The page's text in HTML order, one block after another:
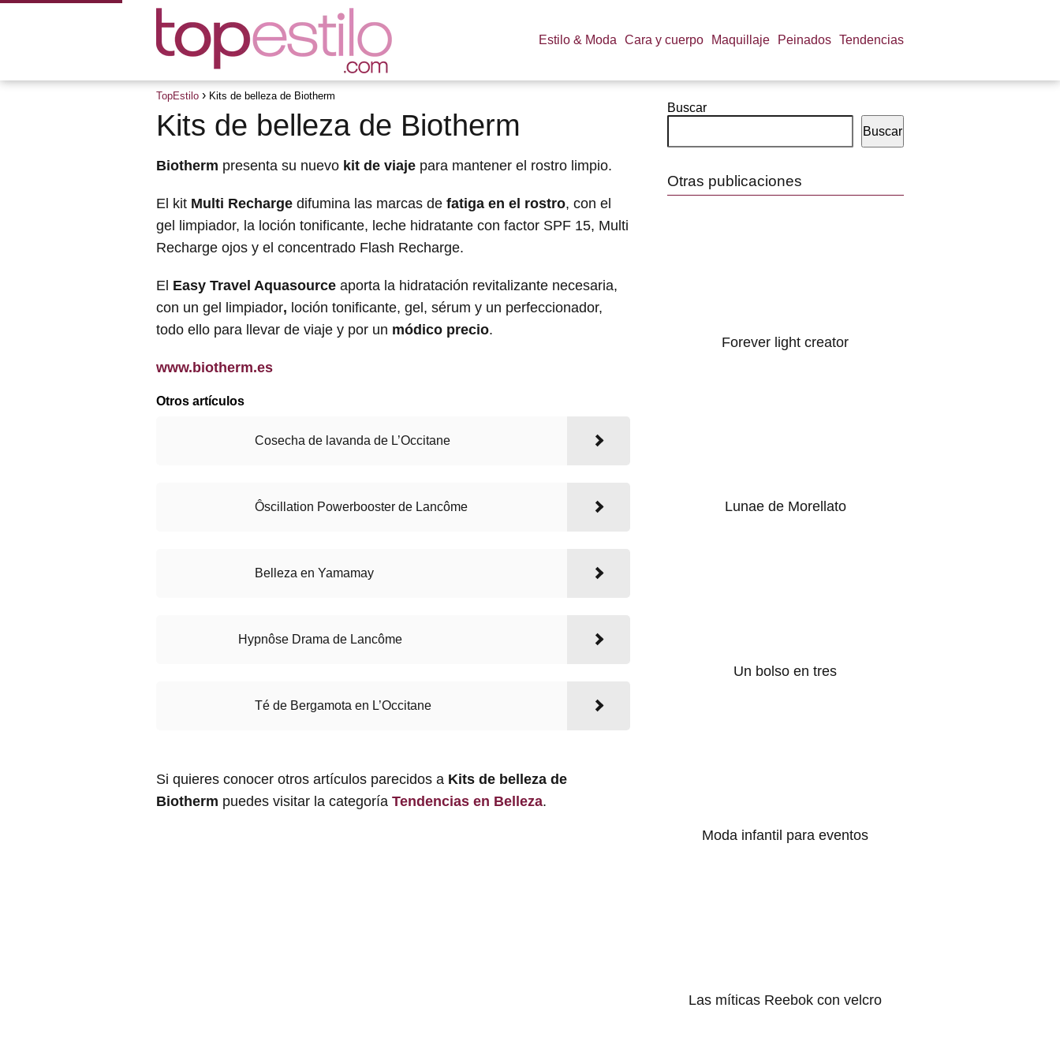
Estilo & Moda Cara y cuerpo Maquillaje Peinados Tendencias
TopEstilo Kits de belleza de Biotherm
Kits de belleza de Biotherm
Biotherm presenta su nuevo kit de viaje para mantener el rostro limpio.
El kit Multi Recharge difumina las marcas de fatiga en el rostro, con el
gel limpiador, la loción tonificante, leche hidratante con factor SPF 15, Multi
Recharge ojos y el concentrado Flash Recharge.
El Easy Travel Aquasource aporta la hidratación revitalizante necesaria,
con un gel limpiador, loción tonificante, gel, sérum y un perfeccionador,
todo ello para llevar de viaje y por un módico precio.
www.biotherm.es
Otros artículos
Cosecha de lavanda de L’Occitane
Ôscillation Powerbooster de Lancôme
Belleza en Yamamay
Hypnôse Drama de Lancôme
Té de Bergamota en L’Occitane
Si quieres conocer otros artículos parecidos a Kits de belleza de
Biotherm puedes visitar la categoría Tendencias en Belleza.
Buscar
Buscar
Otras publicaciones
Forever light creator
Lunae de Morellato
Un bolso en tres
Moda infantil para eventos
Las míticas Reebok con velcro